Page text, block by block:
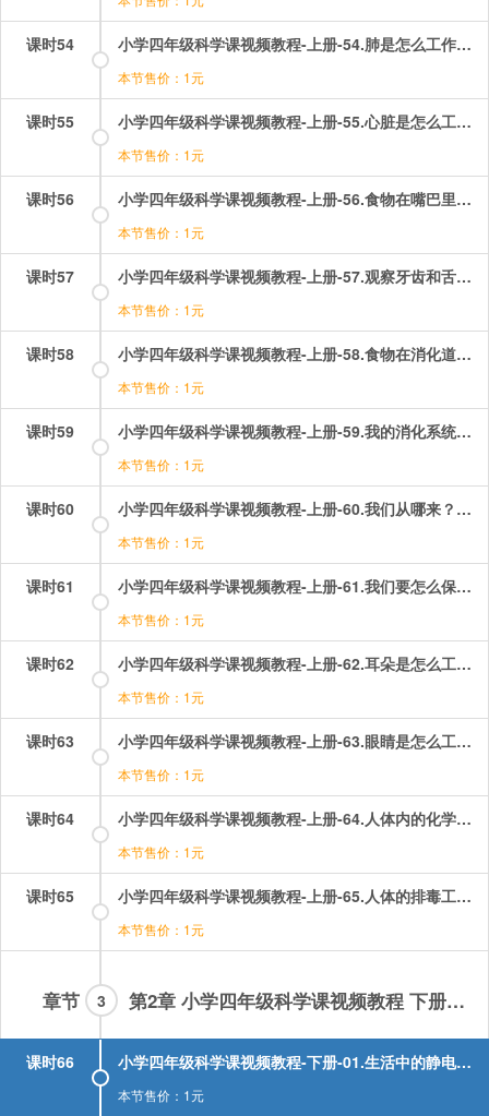
课时54 小学四年级科学课视频教程-上册-54.肺是怎么工作的？.mp4
本节售价：1元
课时55 小学四年级科学课视频教程-上册-55.心脏是怎么工作的？.mp4
本节售价：1元
课时56 小学四年级科学课视频教程-上册-56.食物在嘴巴里的变化.mp4
本节售价：1元
课时57 小学四年级科学课视频教程-上册-57.观察牙齿和舌头.mp4
本节售价：1元
课时58 小学四年级科学课视频教程-上册-58.食物在消化道里的变化.mp4
本节售价：1元
课时59 小学四年级科学课视频教程-上册-59.我的消化系统.mp4
本节售价：1元
课时60 小学四年级科学课视频教程-上册-60.我们从哪来？.mp4
本节售价：1元
课时61 小学四年级科学课视频教程-上册-61.我们要怎么保护自己！.mp4
本节售价：1元
课时62 小学四年级科学课视频教程-上册-62.耳朵是怎么工作的？.mp4
本节售价：1元
课时63 小学四年级科学课视频教程-上册-63.眼睛是怎么工作的？.mp4
本节售价：1元
课时64 小学四年级科学课视频教程-上册-64.人体内的化学武器.mp4
本节售价：1元
课时65 小学四年级科学课视频教程-上册-65.人体的排毒工厂.mp4
本节售价：1元
章节 第2章 小学四年级科学课视频教程 下册部分
3
课时66 小学四年级科学课视频教程-下册-01.生活中的静电现象（一）——体验静电现象.mp4
本节售价：1元